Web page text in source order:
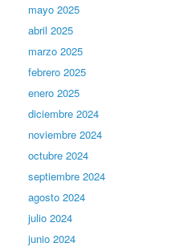
mayo 2025
abril 2025
marzo 2025
febrero 2025
enero 2025
diciembre 2024
noviembre 2024
octubre 2024
septiembre 2024
agosto 2024
julio 2024
junio 2024